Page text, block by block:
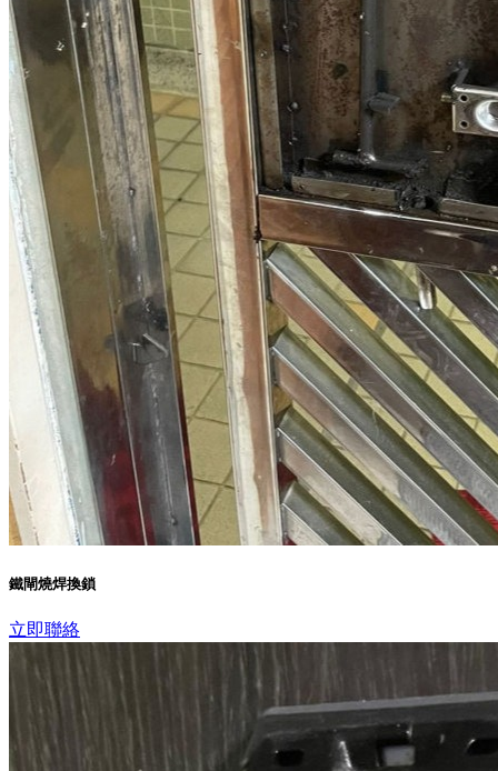
鐵閘燒焊換鎖
立即聯絡